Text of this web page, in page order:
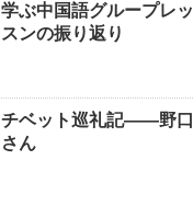
学ぶ中国語グループレッ
スンの振り返り
チベット巡礼記——野口
さん